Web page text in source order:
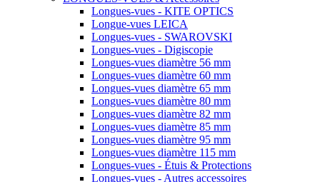
Longues-vues - KITE OPTICS
Longue-vues LEICA
Longues-vues - SWAROVSKI
Longues-vues - Digiscopie
Longues-vues diamètre 56 mm
Longues-vues diamètre 60 mm
Longues-vues diamètre 65 mm
Longues-vues diamètre 80 mm
Longues-vues diamètre 82 mm
Longues-vues diamètre 85 mm
Longues-vues diamètre 95 mm
Longues-vues diamètre 115 mm
Longues-vues - Étuis & Protections
Longues-vues - Autres accessoires